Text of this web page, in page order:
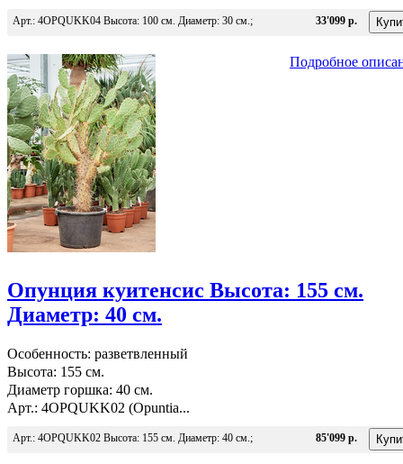
Арт.: 4OPQUKK04 Высота: 100 см. Диаметр: 30 см.; 33'099 р.
Подробное
Опунция куитенсис Высота: 155 см.
Диаметр: 40 см.
Особенность: разветвленный
Высота: 155 см.
Диаметр горшка: 40 см.
Арт.: 4OPQUKK02 (Opuntia...
Арт.: 4OPQUKK02 Высота: 155 см. Диаметр: 40 см.; 85'099 р.